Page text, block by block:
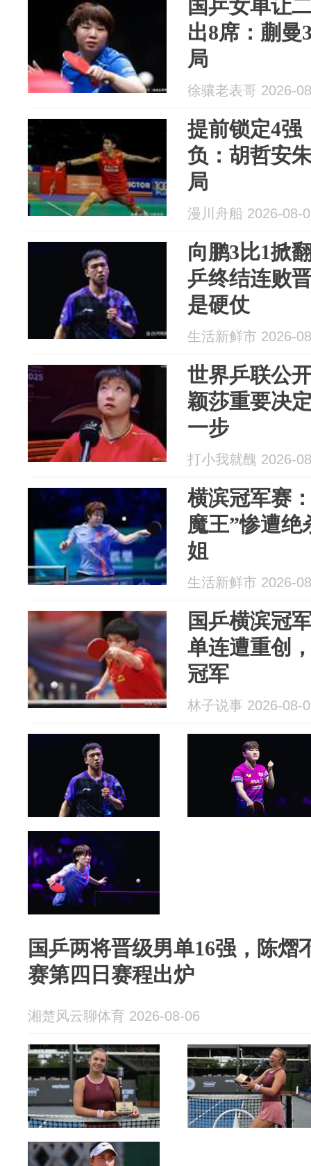
国乒女单让
出8席：蒯曼
局
徐骧老表哥 2026-
提前锁定4强
负：胡哲安
局
漫川舟船 2026-08-
向鹏3比1掀
乒终结连败
是硬仗
生活新鲜市 2026-
世界乒联公
颖莎重要决
一步
打小我就醜 2026-
横滨冠军赛
魔王”惨遭绝
姐
生活新鲜市 2026-
国乒横滨冠
单连遭重创
冠军
林子说事 2026-08-
国乒两将晋级男单16强，陈熠
赛第四日赛程出炉
湘楚风云聊体育 2026-08-06